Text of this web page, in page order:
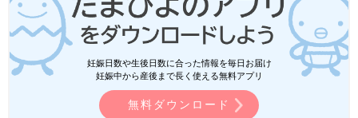
妊娠日数や生後日数に合った情報を毎日お届け
妊娠中から産後まで長く使える無料アプリ
無料ダウンロード